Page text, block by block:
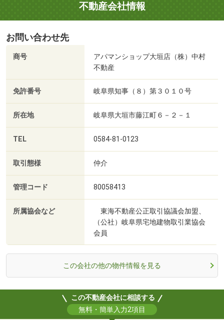
不動産会社情報
お問い合わせ先
商号
アパマンショップ大垣店（株）中村
不動産
免許番号 岐阜県知事（８）第３０１０号
所在地 岐阜県大垣市藤江町６－２－１
TEL 0584-81-0123
取引態様 仲介
管理コード 80058413
所属協会など
東海不動産公正取引協議会加盟、
（公社）岐阜県宅地建物取引業協会
会員
この会社の他の物件情報を見る
この不動産会社に相談する
無料・簡単入力2項目